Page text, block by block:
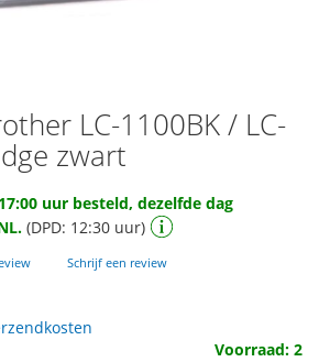
LC-1100BK / LC-
zwart
uur besteld, dezelfde dag
(DPD: 12:30 uur)
Schrijf een review
Voorraad: 2